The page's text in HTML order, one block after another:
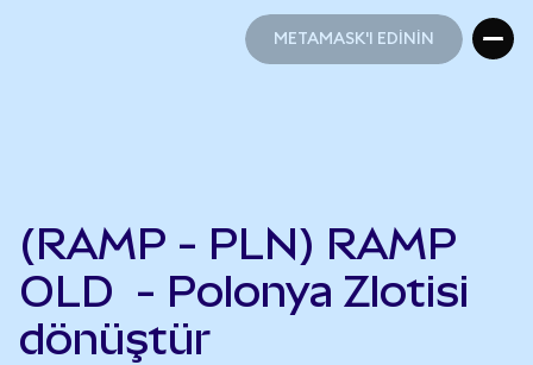
METAMASK'I EDİNİN
(RAMP - PLN) RAMP
OLD - Polonya Zlotisi
dönüştür